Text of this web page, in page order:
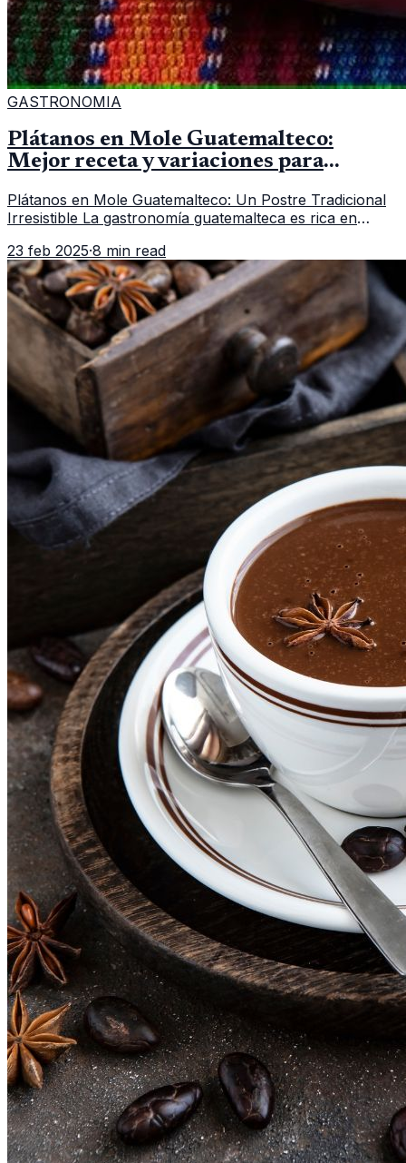
GASTRONOMIA
Plátanos en Mole Guatemalteco:
Mejor receta y variaciones para
Plátanos en Mole Guatemalteco: Un Postre Tradicional
Irresistible La gastronomía guatemalteca es rica en
representativos es el pláta
23 feb 2025·8 min read